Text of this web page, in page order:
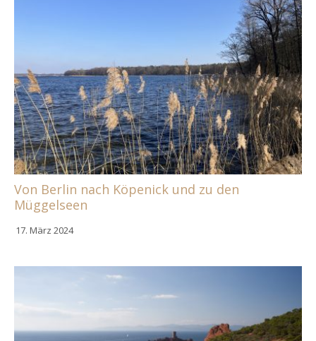
Von Berlin nach Köpenick und zu den
Müggelseen
17. März 2024